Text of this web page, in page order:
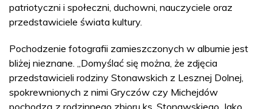
patriotyczni i społeczni, duchowni, nauczyciele oraz
przedstawiciele świata kultury.
Pochodzenie fotografii zamieszczonych w albumie jest
bliżej nieznane. „Domyślać się można, że zdjęcia
przedstawicieli rodziny Stonawskich z Lesznej Dolnej,
spokrewnionych z nimi Gryczów czy Michejdów
pochodzą z rodzinnego zbioru ks. Stonawskiego. Jako